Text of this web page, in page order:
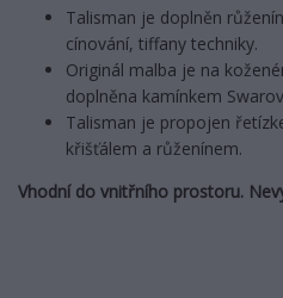
Talisman je doplněn
cínování, tiffany techniky.
Originál malba je na
doplněna kamínkem
Talisman je propojen
křišťálem a růženínem.
Vhodní do vnitřního prostoru.